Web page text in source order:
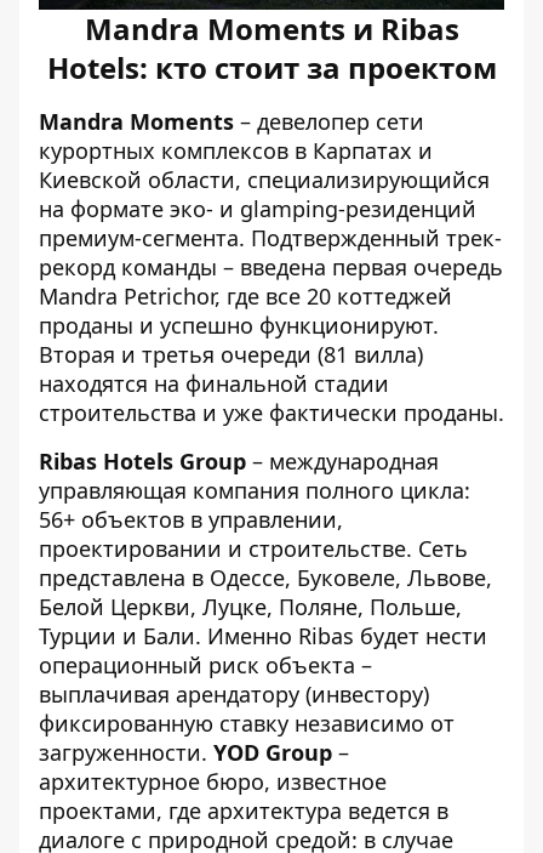
Mandra Moments и Ribas
Hotels: кто стоит за проектом
Mandra Moments – девелопер сети
курортных комплексов в Карпатах и ​​
Киевской области, специализирующийся
на формате эко- и glamping-резиденций
премиум-сегмента. Подтвержденный трек-
рекорд команды – введена первая очередь
Mandra Petrichor, где все 20 коттеджей
проданы и успешно функционируют.
Вторая и третья очереди (81 вилла)
находятся на финальной стадии
строительства и уже фактически проданы.
Ribas Hotels Group – международная
управляющая компания полного цикла:
56+ объектов в управлении,
проектировании и строительстве. Сеть
представлена ​​в Одессе, Буковеле, Львове,
Белой Церкви, Луцке, Поляне, Польше,
Турции и Бали. Именно Ribas будет нести
операционный риск объекта –
выплачивая арендатору (инвестору)
фиксированную ставку независимо от
загруженности. YOD Group –
архитектурное бюро, известное
проектами, где архитектура ведется в
диалоге с природной средой: в случае